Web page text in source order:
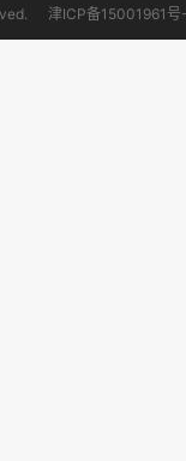
津ICP备15001961号